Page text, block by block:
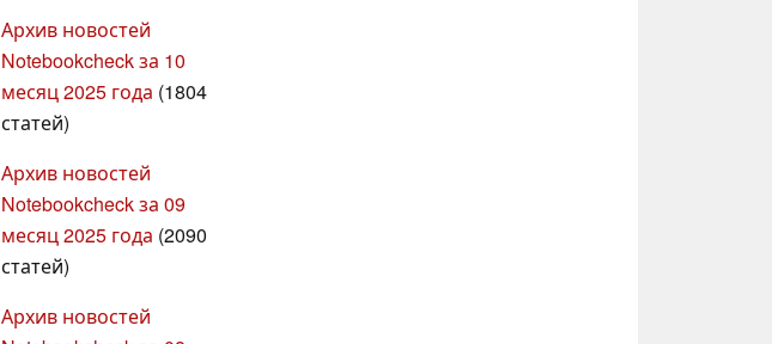
Архив новостей
Notebookcheck за 10
месяц 2025 года (1804
статей)
Архив новостей
Notebookcheck за 09
месяц 2025 года (2090
статей)
Архив новостей